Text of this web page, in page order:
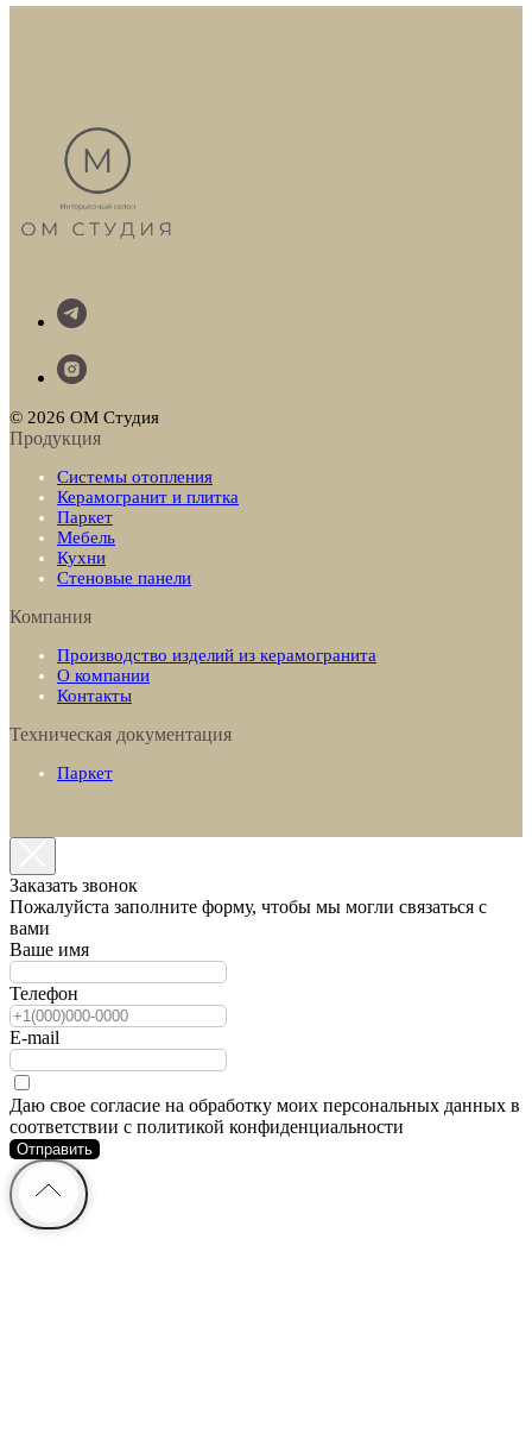
© 2026 ОМ Студия
Продукция
Системы отопления
Керамогранит и плитка
Паркет
Мебель
Кухни
Стеновые панели
Компания
Производство изделий из керамогранита
О компании
Контакты
Техническая документация
Паркет
Заказать звонок
Пожалуйста заполните форму, чтобы мы могли связаться с
вами
Ваше имя
Телефон
E-mail
Даю свое согласие на обработку моих персональных данных в
соответствии с политикой конфиденциальности
Отправить